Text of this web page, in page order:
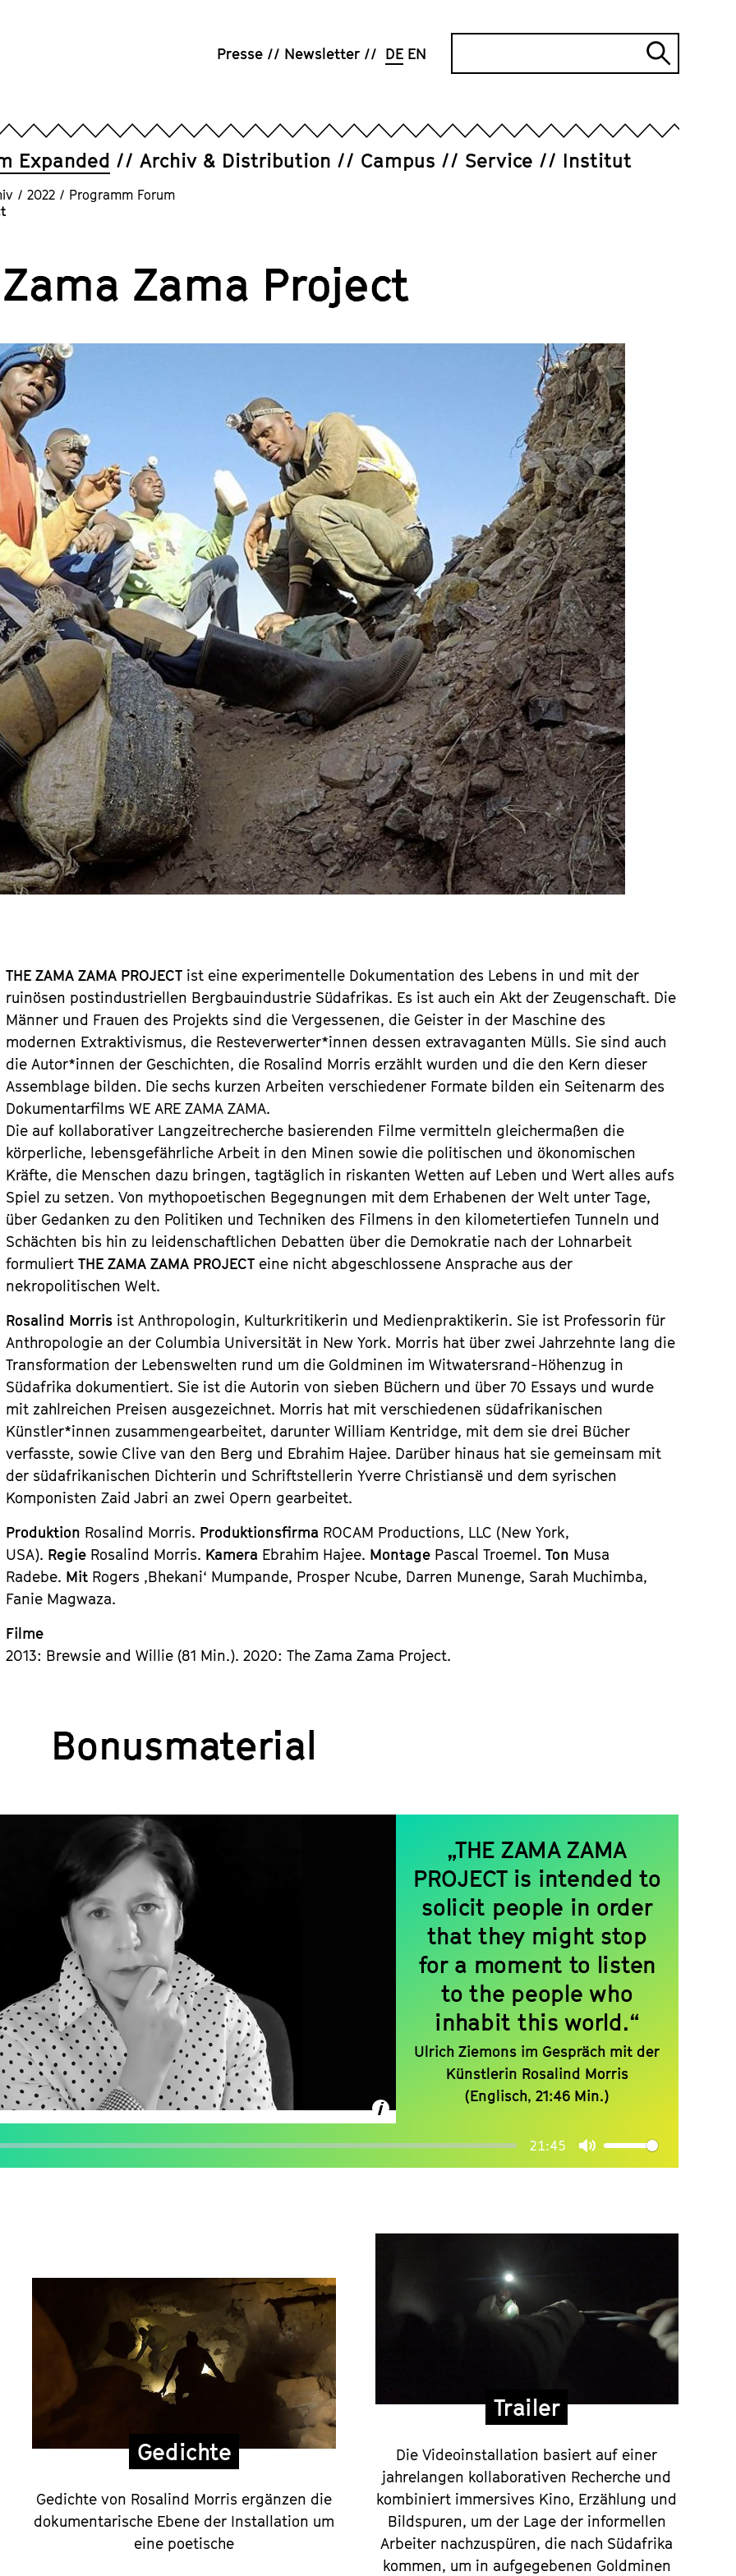
Presse Newsletter DE EN
Suche
Expanded Archiv & Distribution Campus Service Institut
/ 2022 / Programm Forum
Zama Project
THE ZAMA ZAMA PROJECT ist eine experimentelle Dokumentation des Lebens in und mit der
ruinösen postindustriellen Bergbauindustrie Südafrikas. Es ist auch ein Akt der Zeugenschaft. Die
Männer und Frauen des Projekts sind die Vergessenen, die Geister in der Maschine des
modernen Extraktivismus, die Resteverwerter*innen dessen extravaganten Mülls. Sie sind auch
die Autor*innen der Geschichten, die Rosalind Morris erzählt wurden und die den Kern dieser
Assemblage bilden. Die sechs kurzen Arbeiten verschiedener Formate bilden ein Seitenarm des
Dokumentarfilms WE ARE ZAMA ZAMA.
Die auf kollaborativer Langzeitrecherche basierenden Filme vermitteln gleichermaßen die
körperliche, lebensgefährliche Arbeit in den Minen sowie die politischen und ökonomischen
Kräfte, die Menschen dazu bringen, tagtäglich in riskanten Wetten auf Leben und Wert alles aufs
Spiel zu setzen. Von mythopoetischen Begegnungen mit dem Erhabenen der Welt unter Tage,
über Gedanken zu den Politiken und Techniken des Filmens in den kilometertiefen Tunneln und
Schächten bis hin zu leidenschaftlichen Debatten über die Demokratie nach der Lohnarbeit
formuliertTHE ZAMA ZAMA PROJECT eine nicht abgeschlossene Ansprache aus der
nekropolitischen Welt.
Rosalind Morris ist Anthropologin, Kulturkritikerin und Medienpraktikerin. Sie ist Professorin für
Anthropologie an der Columbia Universität in New York. Morris hat über zwei Jahrzehnte lang die
Transformation der Lebenswelten rund um die Goldminen im Witwatersrand-Höhenzug in
Südafrika dokumentiert. Sie ist die Autorin von sieben Büchern und über 70 Essays und wurde
mit zahlreichen Preisen ausgezeichnet. Morris hat mit verschiedenen südafrikanischen
Künstler*innen zusammengearbeitet, darunter William Kentridge, mit dem sie drei Bücher
verfasste, sowie Clive van den Berg und Ebrahim Hajee. Darüber hinaus hat sie gemeinsam mit
der südafrikanischen Dichterin und Schriftstellerin Yverre Christiansë und dem syrischen
Komponisten Zaid Jabri an zwei Opern gearbeitet.
Produktion Rosalind Morris. Produktionsfirma ROCAM Productions, LLC (New York,
USA). Regie Rosalind Morris. Kamera Ebrahim Hajee. Montage Pascal Troemel.Ton Musa
Radebe. Mit Rogers ,Bhekani‘ Mumpande, Prosper Ncube, Darren Munenge, Sarah Muchimba,
Fanie Magwaza.
Filme
2013: Brewsie and Willie (81 Min.). 2020: The Zama Zama Project.
Bonusmaterial
„THE ZAMA ZAMA
PROJECT is intended to
solicit people in order
that they might stop
for a moment to listen
to the people who
inhabit this world.“
Ulrich Ziemons im Gespräch mit der
Künstlerin Rosalind Morris
(Englisch, 21:46 Min.)
21:45
Mute
Gedichte
Gedichte von Rosalind Morris ergänzen die
dokumentarische Ebene der Installation um
eine poetische
Trailer
Die Videoinstallation basiert auf einer
jahrelangen kollaborativen Recherche und
kombiniert immersives Kino, Erzählung und
Bildspuren, um der Lage der informellen
Arbeiter nachzuspüren, die nach Südafrika
kommen, um in aufgegebenen Goldminen